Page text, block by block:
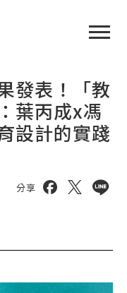
發表！「教
葉丙成x馮
設計的實踐
分享 分享到分享到
分享